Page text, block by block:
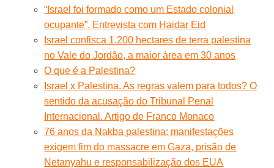
“Israel foi formado como um Estado colonial
ocupante”. Entrevista com Haidar Eid
Israel confisca 1.200 hectares de terra palestina
no Vale do Jordão, a maior área em 30 anos
O que é a Palestina?
Israel x Palestina. As regras valem para todos? O
sentido da acusação do Tribunal Penal
Internacional. Artigo de Franco Monaco
76 anos da Nakba palestina: manifestações
exigem fim do massacre em Gaza, prisão de
Netanyahu e responsabilização dos EUA